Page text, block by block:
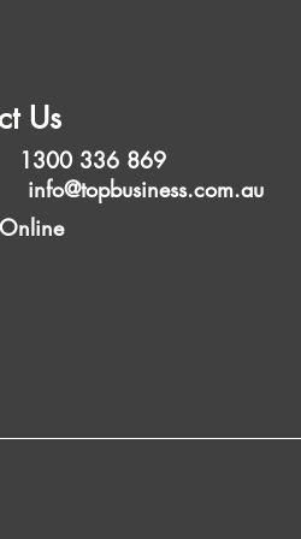
Us
1300 336 869
info@topbusiness.com.au